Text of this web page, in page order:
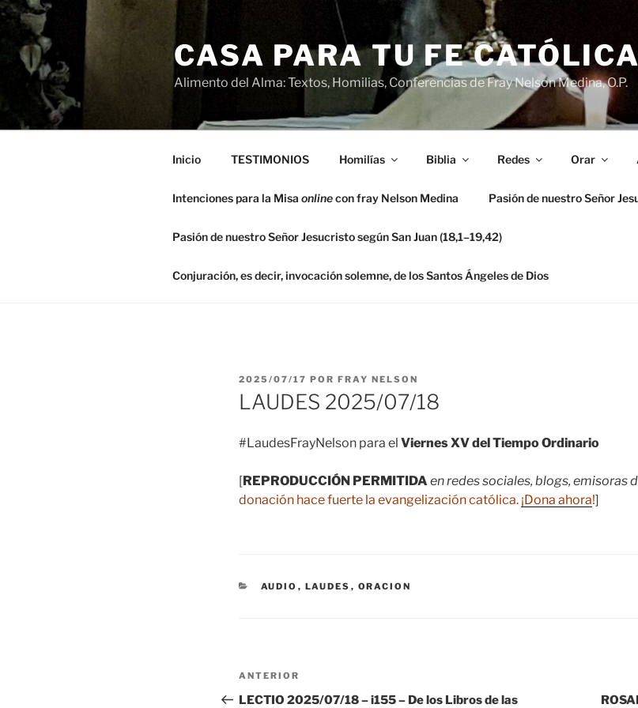
Saltar
contenido
CASA PARA TU FE CATÓLICA
Alimento del Alma: Textos, Homilias, Conferencias de Fray Nelson Medina, O.P.
Inicio TESTIMONIOS Homilías Biblia Redes Orar
Intenciones para la Misa onlinecon fray Nelson Medina Pasión de nuestro Señor
Pasión de nuestro Señor Jesucristo según San Juan (18,1–19,42)
Conjuración, es decir, invocación solemne, de los Santos Ángeles de Dios
PUBLICADO
EL
2025/07/17 POR FRAY NELSON
LAUDES 2025/07/18
#LaudesFrayNelson para el Viernes XV del Tiempo Ordinario
[REPRODUCCIÓN PERMITIDA en redes sociales, blogs, emisoras
donación hace fuerte la evangelización católica. ¡Dona ahora!]
CATEGORÍAS
AUDIO , LAUDES , ORACION
Navegación
de
Entrada
anterior:
ANTERIOR
LECTIO 2025/07/18 – i155 – De los Libros de las